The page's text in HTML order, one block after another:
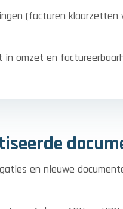
(facturen klaarzetten
in omzet en
en nieuwe